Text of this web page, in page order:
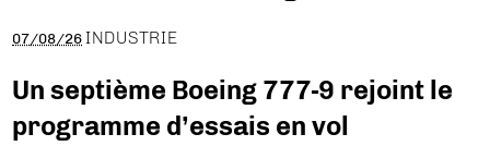
07/08/26 INDUSTRIE
Un septième Boeing 777-9 rejoint le
programme d’essais en vol